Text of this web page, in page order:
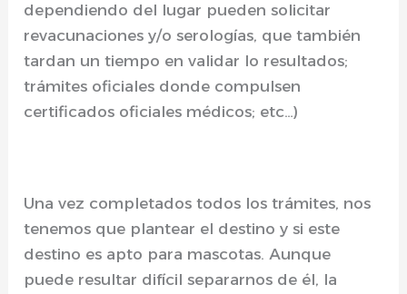
dependiendo del lugar pueden solicitar
revacunaciones y/o serologías, que también
tardan un tiempo en validar lo resultados;
trámites oficiales donde compulsen
certificados oficiales médicos; etc…)
Una vez completados todos los trámites, nos
tenemos que plantear el destino y si este
destino es apto para mascotas. Aunque
puede resultar difícil separarnos de él, la